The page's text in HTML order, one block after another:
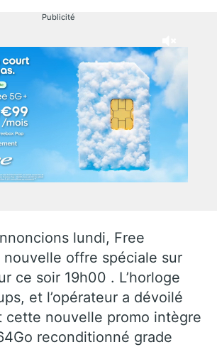
Publicité
lundi, Free
nouvelle offre spéciale sur
ce soir 19h00 . L’horloge
et l’opérateur a dévoilé
cette nouvelle promo intègre
reconditionné grade